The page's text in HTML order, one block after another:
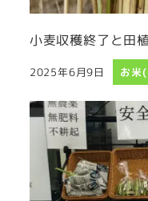
小麦収穫終了と田
投稿日
2025年6月9日 お米